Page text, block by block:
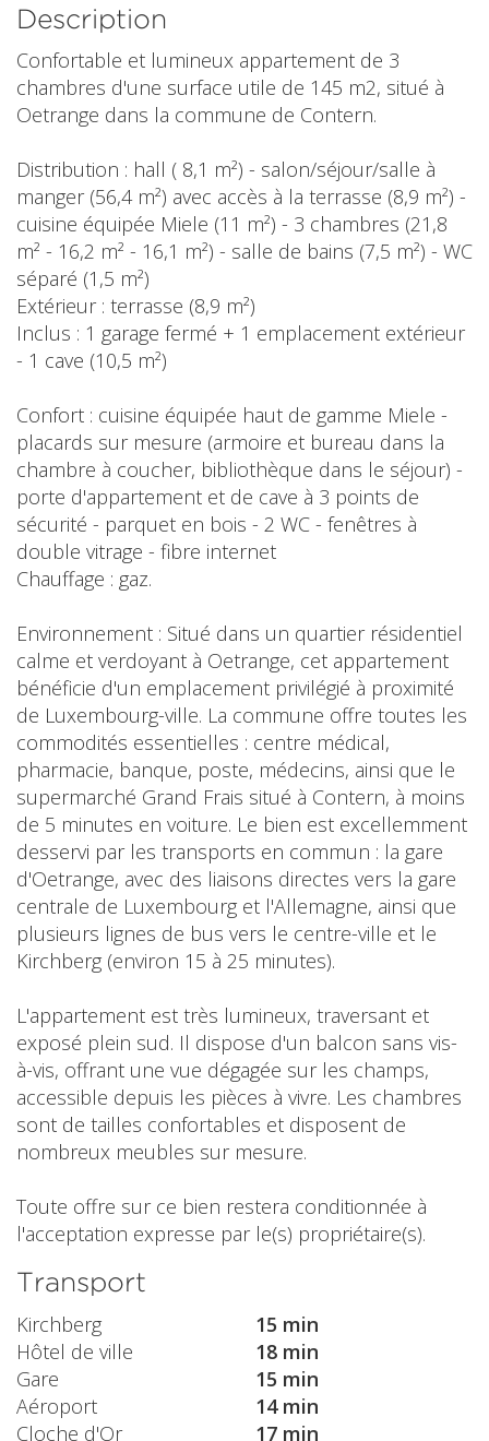
Description
Confortable et lumineux appartement de 3
chambres d'une surface utile de 145 m2, situé à
Oetrange dans la commune de Contern.
Distribution : hall ( 8,1 m²) - salon/séjour/salle à
manger (56,4 m²) avec accès à la terrasse (8,9 m²) -
cuisine équipée Miele (11 m²) - 3 chambres (21,8
m² - 16,2 m² - 16,1 m²) - salle de bains (7,5 m²) - WC
séparé (1,5 m²)
Extérieur : terrasse (8,9 m²)
Inclus : 1 garage fermé + 1 emplacement extérieur
- 1 cave (10,5 m²)
Confort : cuisine équipée haut de gamme Miele -
placards sur mesure (armoire et bureau dans la
chambre à coucher, bibliothèque dans le séjour) -
porte d'appartement et de cave à 3 points de
sécurité - parquet en bois - 2 WC - fenêtres à
double vitrage - fibre internet
Chauffage : gaz.
Environnement : Situé dans un quartier résidentiel
calme et verdoyant à Oetrange, cet appartement
bénéficie d'un emplacement privilégié à proximité
de Luxembourg-ville. La commune offre toutes les
commodités essentielles : centre médical,
pharmacie, banque, poste, médecins, ainsi que le
supermarché Grand Frais situé à Contern, à moins
de 5 minutes en voiture. Le bien est excellemment
desservi par les transports en commun : la gare
d'Oetrange, avec des liaisons directes vers la gare
centrale de Luxembourg et l'Allemagne, ainsi que
plusieurs lignes de bus vers le centre-ville et le
Kirchberg (environ 15 à 25 minutes).
L'appartement est très lumineux, traversant et
exposé plein sud. Il dispose d'un balcon sans vis-
à-vis, offrant une vue dégagée sur les champs,
accessible depuis les pièces à vivre. Les chambres
sont de tailles confortables et disposent de
nombreux meubles sur mesure.
Toute offre sur ce bien restera conditionnée à
l'acceptation expresse par le(s) propriétaire(s).
Transport
Kirchberg
15 min
Hôtel de ville
18 min
Gare
15 min
Aéroport
14 min
Cloche d'Or
17 min